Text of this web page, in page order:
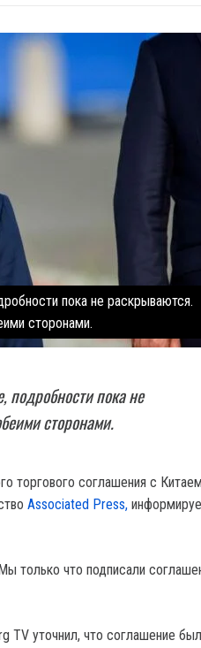
пока не раскрываются.
сторонами.
подробности пока не
сторонами.
торгового соглашения с
Associated Press,
только что подписали
TV уточнил, что соглашение